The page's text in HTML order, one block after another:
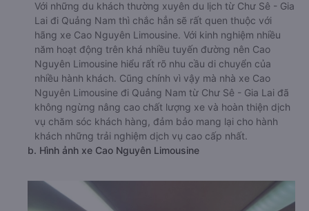
Với những du khách thường xuyên du lịch từ Chư Sê - Gia
Lai đi Quảng Nam thì chắc hẳn sẽ rất quen thuộc với
hãng xe Cao Nguyên Limousine. Với kinh nghiệm nhiều
năm hoạt động trên khá nhiều tuyến đường nên Cao
Nguyên Limousine hiểu rất rõ nhu cầu di chuyển của
nhiều hành khách. Cũng chính vì vậy mà nhà xe Cao
Nguyên Limousine đi Quảng Nam từ Chư Sê - Gia Lai đã
không ngừng nâng cao chất lượng xe và hoàn thiện dịch
vụ chăm sóc khách hàng, đảm bảo mang lại cho hành
khách những trải nghiệm dịch vụ cao cấp nhất.
b. Hình ảnh xe Cao Nguyên Limousine